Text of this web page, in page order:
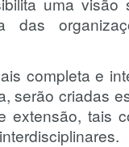
das
completa e
serão criadas
extensão, tais